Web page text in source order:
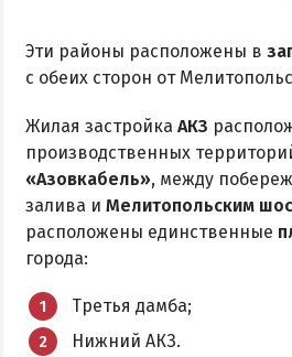
Отдых с бассейном
Отдых на первой линии
Квартиры посуточно
Эти районы расположены в
с обеих сторон от
Жилая застройка АКЗ
производственных
«Азовкабель», между
залива и Мелитопольским
расположены единственные
города:
Третья дамба;
Нижний АКЗ.